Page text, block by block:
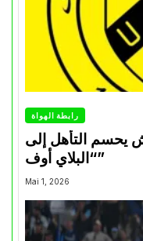
رابطة الهواة
يحسم التأهل إلى
“البلاي أوف”
Mai 1, 2026